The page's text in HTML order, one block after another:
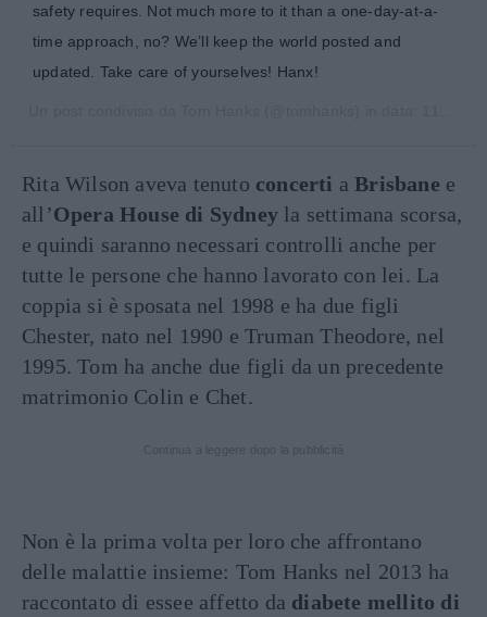
safety requires. Not much more to it than a one-day-at-a-
time approach, no? We’ll keep the world posted and
updated. Take care of yourselves! Hanx!
Rita Wilson aveva tenuto concerti aBrisbane e
all’Opera House di Sydney la settimana scorsa,
e quindi saranno necessari controlli anche per
tutte le persone che hanno lavorato con lei. La
coppia si è sposata nel 1998 e ha due figli
Chester, nato nel 1990 e Truman Theodore, nel
1995. Tom ha anche due figli da un precedente
matrimonio Colin e Chet.
Non è la prima volta per loro che affrontano
delle malattie insieme: Tom Hanks nel 2013 ha
raccontato di essee affetto da diabete mellito di